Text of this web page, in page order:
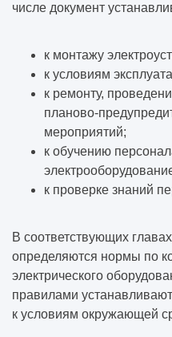
числе документ
к монтажу
к условиям
к ремонту,
планово-
мероприятий;
к обучению
к проверке знаний
В соответствующих
определяются нормы по
электрического
правилами
к условиям окружающей